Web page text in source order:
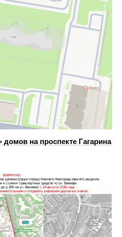
на проспекте Гагарина